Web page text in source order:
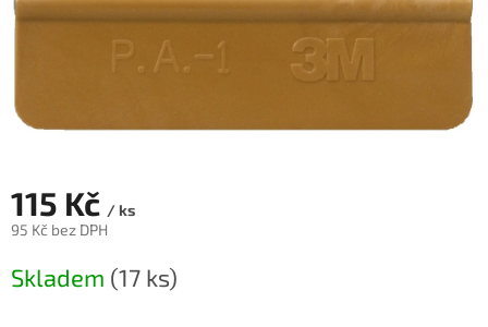
115 Kč / ks
95 Kč bez DPH
cena:
Skladem (17 ks)